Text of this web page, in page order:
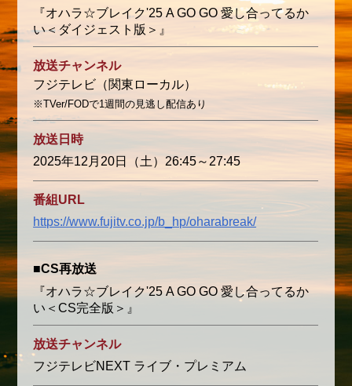
『オハラ☆ブレイク'25 A GO GO 愛し合ってるか
い＜ダイジェスト版＞』
放送チャンネル
フジテレビ（関東ローカル）
※TVer/FODで1週間の見逃し配信あり
放送日時
2025年12月20日（土）26:45～27:45
番組URL
https://www.fujitv.co.jp/b_hp/oharabreak/
■CS再放送
『オハラ☆ブレイク'25 A GO GO 愛し合ってるか
い＜CS完全版＞』
放送チャンネル
フジテレビNEXT ライブ・プレミアム